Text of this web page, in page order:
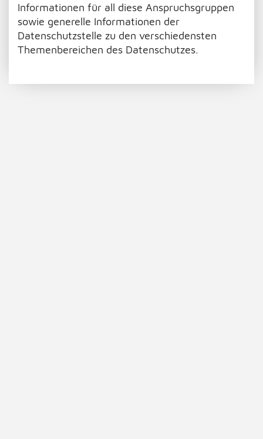
Informationen für all diese Anspruchsgruppen
sowie generelle Informationen der
Datenschutzstelle zu den verschiedensten
Themenbereichen des Datenschutzes.